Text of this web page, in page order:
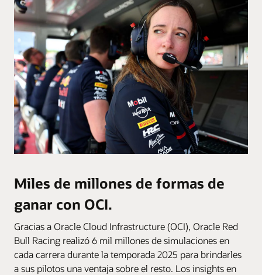
Miles de millones de formas de
ganar con OCI.
Gracias a Oracle Cloud Infrastructure (OCI), Oracle Red
Bull Racing realizó 6 mil millones de simulaciones en
cada carrera durante la temporada 2025 para brindarles
a sus pilotos una ventaja sobre el resto. Los insights en